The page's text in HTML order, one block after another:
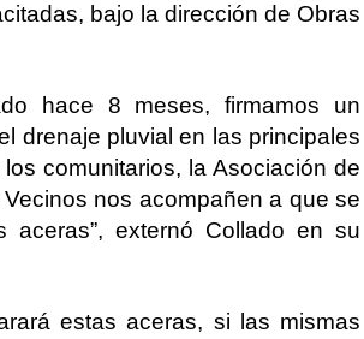
bajo la dirección de Obras
hace 8 meses, firmamos un
drenaje pluvial en las principales
comunitarios, la Asociación de
nos acompañen a que se
externó Collado en su
estas aceras, si las mismas